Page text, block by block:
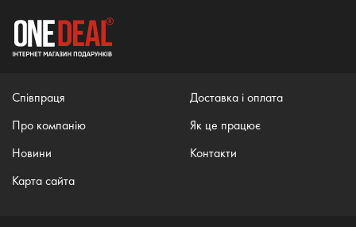
Співпраця
Про компанію
Новини
Карта сайта
Доставка і оплата
Як це працює
Контакти